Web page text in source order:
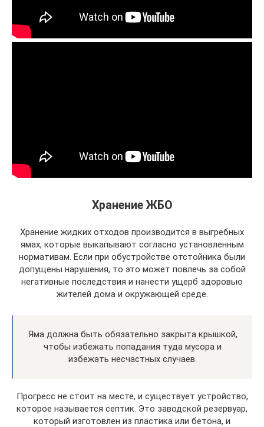
Хранение ЖБО
Хранение жидких отходов производится в выгребных
ямах, которые выкапывают согласно установленным
нормативам. Если при обустройстве отстойника были
допущены нарушения, то это может повлечь за собой
негативные последствия и нанести ущерб здоровью
жителей дома и окружающей среде.
Яма должна быть обязательно закрыта крышкой,
чтобы избежать попадания туда мусора и
избежать несчастных случаев.
Прогресс не стоит на месте, и существует устройство,
которое называется септик. Это заводской резервуар,
который изготовлен из пластика или бетона, и